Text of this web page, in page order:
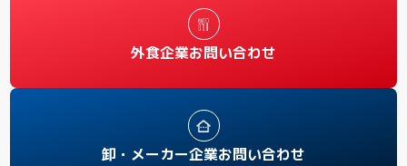
外食企業お問い合わせ
卸・メーカー企業お問い合わせ